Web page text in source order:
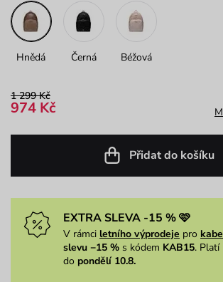
Hnědá Černá Béžová
1 299 Kč
974 Kč
Přidat do košíku
EXTRA SLEVA -15 % 🩷
V rámci letního výprodeje pro
slevu −15 % s kódem KAB15. Platí
do pondělí 10.8.